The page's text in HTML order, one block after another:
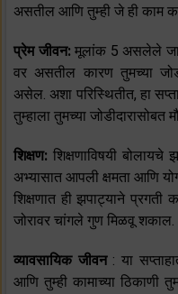
असतील आणि तुम्ही जे ही काम
प्रेम जीवन:मूलांक 5 असलेले
वर असतील कारण तुमच्या
असेल. अशा परिस्थितीत, हा
तुम्हाला तुमच्या
शिक्षण:शिक्षणाविषयी बोलायचे
अभ्यासात आपली क्षमता आणि
शिक्षणात ही झपाट्याने प्रगती
जोरावर चांगले गुण मिळवू शकाल.
व्यावसायिक जीवन : या
आणि तुम्ही कामाच्या ठिकाणी